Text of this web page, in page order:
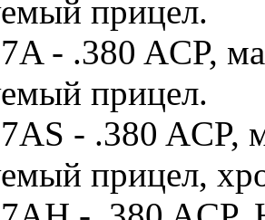
прицел.
- .380 ACP,
прицел.
- .380 ACP,
прицел,